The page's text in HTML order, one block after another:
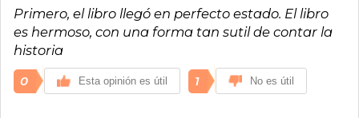
Primero, el libro llegó en perfecto estado. El libro
es hermoso, con una forma tan sutil de contar la
historia
0 Esta opinión es útil 1 No es útil